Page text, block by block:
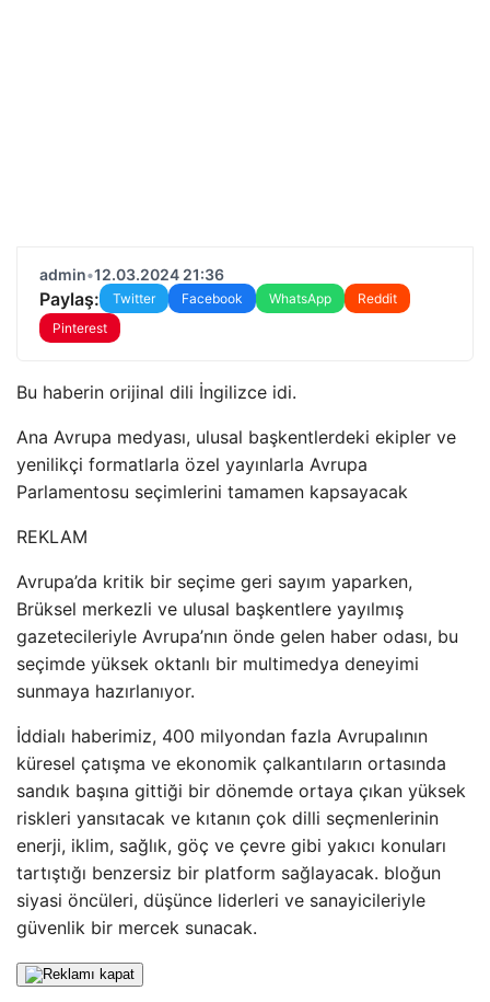
admin•12.03.2024 21:36
Paylaş: Twitter Facebook WhatsApp
Reddit
Pinterest
Bu haberin orijinal dili İngilizce idi.
Ana Avrupa medyası, ulusal başkentlerdeki ekipler ve
yenilikçi formatlarla özel yayınlarla Avrupa
Parlamentosu seçimlerini tamamen kapsayacak
REKLAM
Avrupa’da kritik bir seçime geri sayım yaparken,
Brüksel merkezli ve ulusal başkentlere yayılmış
gazetecileriyle Avrupa’nın önde gelen haber odası, bu
seçimde yüksek oktanlı bir multimedya deneyimi
sunmaya hazırlanıyor.
İddialı haberimiz, 400 milyondan fazla Avrupalının
küresel çatışma ve ekonomik çalkantıların ortasında
sandık başına gittiği bir dönemde ortaya çıkan yüksek
riskleri yansıtacak ve kıtanın çok dilli seçmenlerinin
enerji, iklim, sağlık, göç ve çevre gibi yakıcı konuları
tartıştığı benzersiz bir platform sağlayacak. bloğun
siyasi öncüleri, düşünce liderleri ve sanayicileriyle
güvenlik bir mercek sunacak.